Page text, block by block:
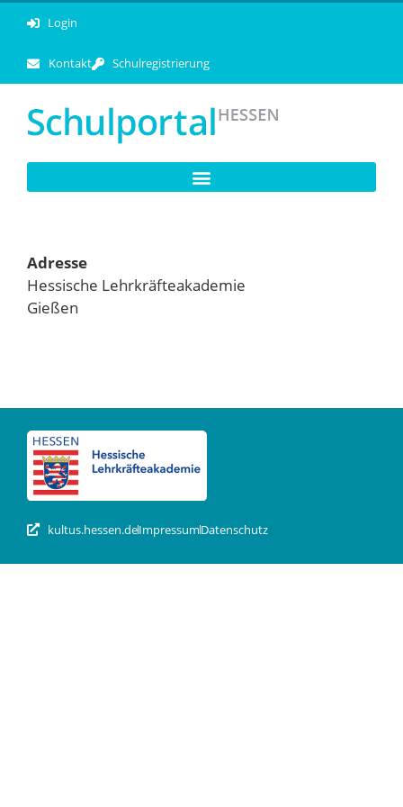
Login
Kontakt Schulregistrierung
Adresse
Hessische Lehrkräfteakademie
Gießen
kultus.hessen.deImpressumDatenschutz